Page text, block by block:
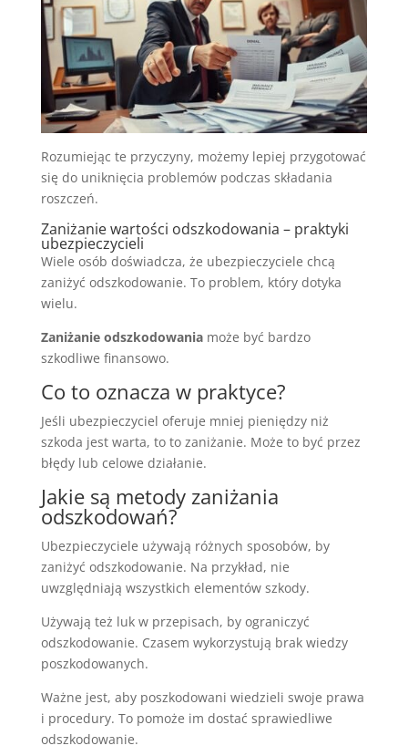
Rozumiejąc te przyczyny, możemy lepiej przygotować
się do uniknięcia problemów podczas składania
roszczeń.
Zaniżanie wartości odszkodowania – praktyki
ubezpieczycieli
Wiele osób doświadcza, że ubezpieczyciele chcą
zaniżyć odszkodowanie. To problem, który dotyka
wielu.
Zaniżanie odszkodowaniamoże być bardzo
szkodliwe finansowo.
Co to oznacza w praktyce?
Jeśli ubezpieczyciel oferuje mniej pieniędzy niż
szkoda jest warta, to to zaniżanie. Może to być przez
błędy lub celowe działanie.
Jakie są metody zaniżania
odszkodowań?
Ubezpieczyciele używają różnych sposobów, by
zaniżyć odszkodowanie. Na przykład, nie
uwzględniają wszystkich elementów szkody.
Używają też luk w przepisach, by ograniczyć
odszkodowanie. Czasem wykorzystują brak wiedzy
poszkodowanych.
Ważne jest, aby poszkodowani wiedzieli swoje prawa
i procedury. To pomoże im dostać sprawiedliwe
odszkodowanie.